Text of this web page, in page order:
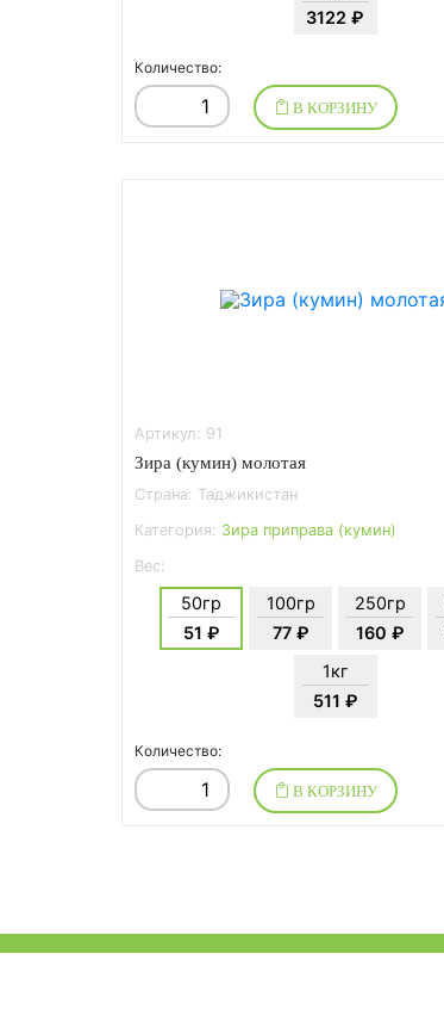
3122 ₽
Количество:
В КОРЗИНУ
Артикул: 91
Зира (кумин) молотая
Страна: Таджикистан
Категория: Зира приправа (кумин)
Вес:
50гр
51 ₽
100гр
77 ₽
250гр
160 ₽
1кг
511 ₽
Количество:
В КОРЗИНУ